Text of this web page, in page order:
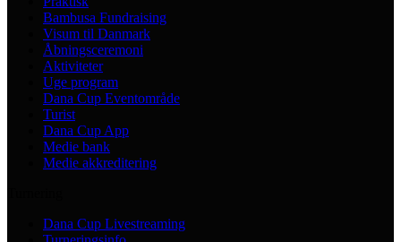
Bambusa Fundraising
Visum til Danmark
Åbningsceremoni
Aktiviteter
Uge program
Dana Cup Eventområde
Turist
Dana Cup App
Medie bank
Medie akkreditering
Dana Cup Livestreaming